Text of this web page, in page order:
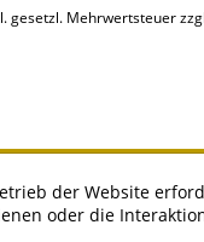
gesetzl. Mehrwertsteuer
der Website
oder die